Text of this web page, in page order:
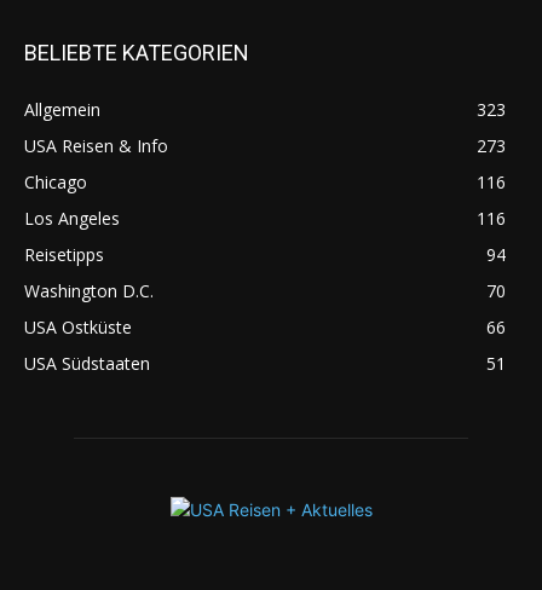
BELIEBTE KATEGORIEN
Allgemein
323
USA Reisen & Info
273
Chicago
116
Los Angeles
116
Reisetipps
94
Washington D.C.
70
USA Ostküste
66
USA Südstaaten
51